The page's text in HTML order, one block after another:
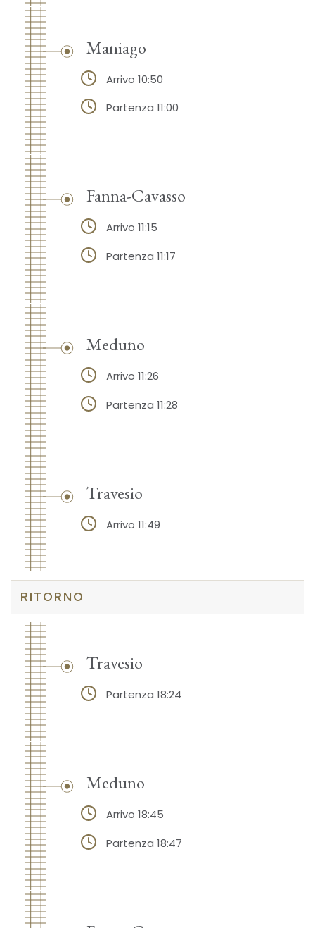
Maniago
Arrivo 10:50
Partenza 11:00
Fanna-Cavasso
Arrivo 11:15
Partenza 11:17
Meduno
Arrivo 11:26
Partenza 11:28
Travesio
Arrivo 11:49
RITORNO
Travesio
Partenza 18:24
Meduno
Arrivo 18:45
Partenza 18:47